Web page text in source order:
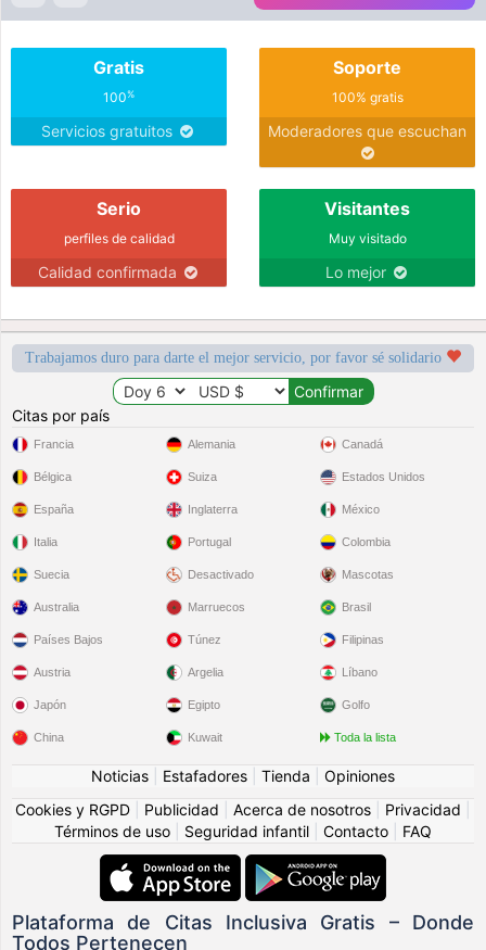
Gratis
100%
Servicios gratuitos
Soporte
100% gratis
Moderadores que escuchan
Serio
perfiles de calidad
Calidad confirmada
Visitantes
Muy visitado
Lo mejor
Trabajamos duro para darte el mejor servicio, por favor sé solidario
Citas por país
Francia
Bélgica
España
Italia
Suecia
Alemania
Suiza
Inglaterra
Portugal
Desactivado
Canadá
Estados Unidos
México
Colombia
Mascotas
Australia
Países Bajos
Austria
Japón
China
Marruecos
Túnez
Argelia
Egipto
Kuwait
Brasil
Filipinas
Líbano
Golfo
Toda la lista
Noticias Estafadores Tienda
Opiniones
Cookies y RGPD
Publicidad Acerca de nosotros Privacidad
Términos de uso
Seguridad infantil Contacto FAQ
Plataforma de Citas Inclusiva Gratis – Donde
Todos Pertenecen